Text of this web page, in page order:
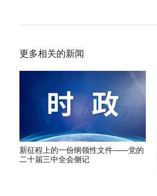
更多相关的新闻
新征程上的一份纲领性文件——党的
二十届三中全会侧记